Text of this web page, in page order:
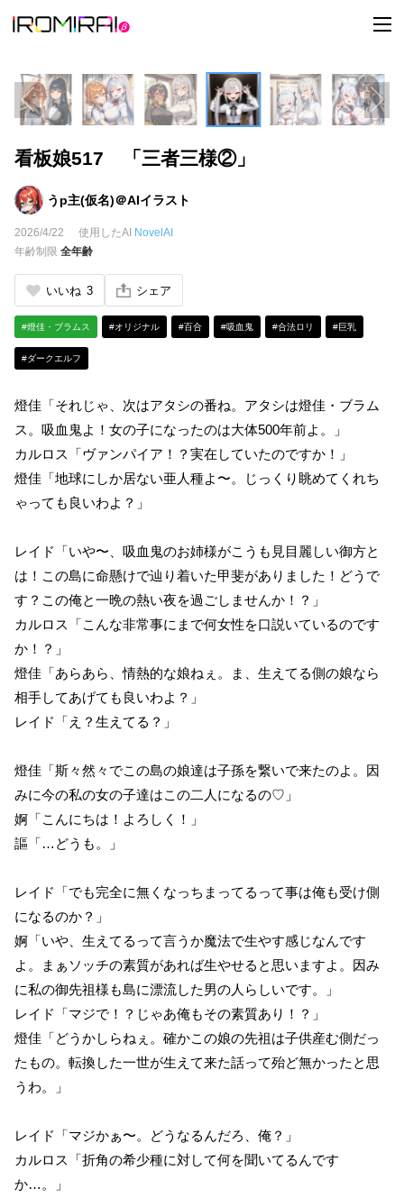
t
o
l
n
a
v
看板娘517 「三者三様②」
うp主(仮名)＠AIイラスト
2026/4/22 使用したAI NovelAI
年齢制限 全年齢
いいね 3 シェア
#燈佳・ブラムス #オリジナル #百合 #吸血鬼 #合法ロリ #巨乳
#ダークエルフ
燈佳「それじゃ、次はアタシの番ね。アタシは燈佳・ブラム
ス。吸血鬼よ！女の子になったのは大体500年前よ。」
カルロス「ヴァンパイア！？実在していたのですか！」
燈佳「地球にしか居ない亜人種よ〜。じっくり眺めてくれち
ゃっても良いわよ？」
レイド「いや〜、吸血鬼のお姉様がこうも見目麗しい御方と
は！この島に命懸けで辿り着いた甲斐がありました！どうで
す？この俺と一晩の熱い夜を過ごしませんか！？」
カルロス「こんな非常事にまで何女性を口説いているのです
か！？」
燈佳「あらあら、情熱的な娘ねぇ。ま、生えてる側の娘なら
相手してあげても良いわよ？」
レイド「え？生えてる？」
燈佳「斯々然々でこの島の娘達は子孫を繋いで来たのよ。因
みに今の私の女の子達はこの二人になるの♡」
婀「こんにちは！よろしく！」
謳「…どうも。」
レイド「でも完全に無くなっちまってるって事は俺も受け側
になるのか？」
婀「いや、生えてるって言うか魔法で生やす感じなんです
よ。まぁソッチの素質があれば生やせると思いますよ。因み
に私の御先祖様も島に漂流した男の人らしいです。」
レイド「マジで！？じゃあ俺もその素質あり！？」
燈佳「どうかしらねぇ。確かこの娘の先祖は子供産む側だっ
たもの。転換した一世が生えて来た話って殆ど無かったと思
うわ。」
レイド「マジかぁ〜。どうなるんだろ、俺？」
カルロス「折角の希少種に対して何を聞いてるんです
か…。」